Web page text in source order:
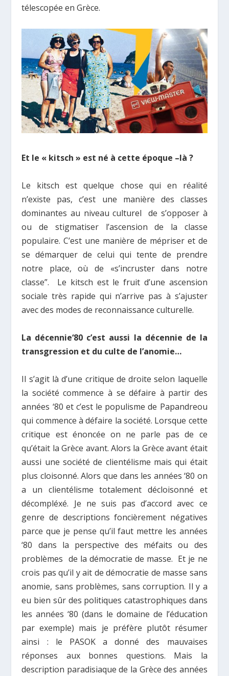
télescopée en Grèce.
Et le « kitsch » est né à cette époque –là ?
Le kitsch est quelque chose qui en réalité
n’existe pas, c’est une manière des classes
dominantes au niveau culturel de s’opposer à
ou de stigmatiser l’ascension de la classe
populaire. C’est une manière de mépriser et de
se démarquer de celui qui tente de prendre
notre place, où de «s’incruster dans notre
classe”. Le kitsch est le fruit d’une ascension
sociale très rapide qui n’arrive pas à s’ajuster
avec des modes de reconnaissance culturelle.
La décennie‘80 c’est aussi la décennie de la
transgression et du culte de l’anomie…
Il s’agit là d’une critique de droite selon laquelle
la société commence à se défaire à partir des
années ‘80 et c’est le populisme de Papandreou
qui commence à défaire la société. Lorsque cette
critique est énoncée on ne parle pas de ce
qu’était la Grèce avant. Alors la Grèce avant était
aussi une société de clientélisme mais qui était
plus cloisonné. Alors que dans les années ‘80 on
a un clientélisme totalement décloisonné et
décompléxé. Je ne suis pas d’accord avec ce
genre de descriptions foncièrement négatives
parce que je pense qu’il faut mettre les années
‘80 dans la perspective des méfaits ou des
problèmes de la démocratie de masse. Et je ne
crois pas qu’il y ait de démocratie de masse sans
anomie, sans problèmes, sans corruption. Il y a
eu bien sûr des politiques catastrophiques dans
les années ‘80 (dans le domaine de l’éducation
par exemple) mais je préfère plutôt résumer
ainsi : le PASOK a donné des mauvaises
réponses aux bonnes questions. Mais la
description paradisiaque de la Grèce des années